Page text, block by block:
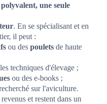
une seule
. En se spécialisant et en
il peut :
ou des poulets de haute
techniques d'élevage ;
ou des e-books ;
sur l'aviculture.
et restent dans un